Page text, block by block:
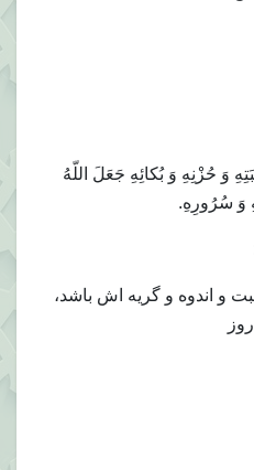
وَ حُزْنِهِ وَ بُكائِهِ جَعَلَ اللّهُ
وَ سُرُورِهِ.
و اندوه و گريه اش باشد،